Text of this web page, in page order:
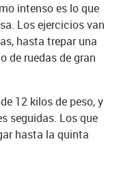
intenso es lo que
Los ejercicios van
hasta trepar una
de ruedas de gran
12 kilos de peso, y
seguidas. Los que
hasta la quinta